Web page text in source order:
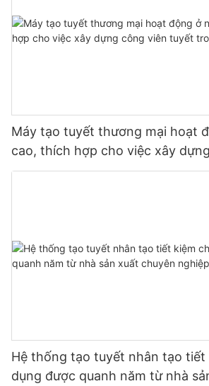
Máy tạo tuyết thương mại hoạt
cao, thích hợp cho việc xây
tuyết trong nhà.
Hệ thống tạo tuyết nhân tạo tiết
dụng được quanh năm từ nhà